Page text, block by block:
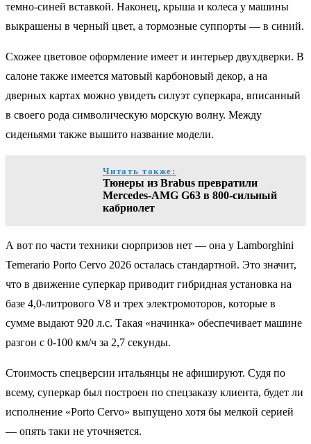
темно-синей вставкой. Наконец, крыша и колеса у машины
выкрашены в черный цвет, а тормозные суппорты — в синий.
Схожее цветовое оформление имеет и интерьер двухдверки. В
салоне также имеется матовый карбоновый декор, а на
дверных картах можно увидеть силуэт суперкара, вписанный
в своего рода символическую морскую волну. Между
сиденьями также вышито название модели.
Читать также:
Тюнеры из Brabus превратили
Mercedes-AMG G63 в 800-сильный
кабриолет
А вот по части техники сюрпризов нет — она у Lamborghini
Temerario Porto Cervo 2026 осталась стандартной. Это значит,
что в движение суперкар приводит гибридная установка на
базе 4,0-литрового V8 и трех электромоторов, которые в
сумме выдают 920 л.с. Такая «начинка» обеспечивает машине
разгон с 0-100 км/ч за 2,7 секунды.
Стоимость спецверсии итальянцы не афишируют. Судя по
всему, суперкар был построен по спецзаказу клиента, будет ли
исполнение «Porto Cervo» выпущено хотя бы мелкой серией
— опять таки не уточняется.